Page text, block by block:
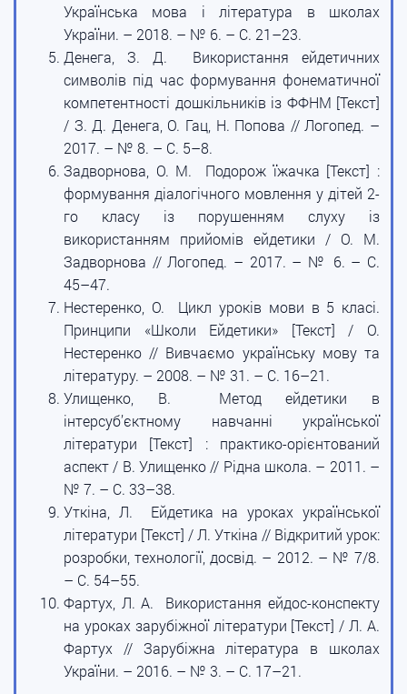
Українська мова і література в школах
України. – 2018. – № 6. – С. 21–23.
Денега, З. Д. Використання ейдетичних
символів під час формування фонематичної
компетентності дошкільників із ФФНМ [Текст]
/ З. Д. Денега, О. Гац, Н. Попова // Логопед. –
2017. – № 8. – С. 5–8.
Задворнова, О. М. Подорож їжачка [Текст] :
формування діалогічного мовлення у дітей 2-
го класу із порушенням слуху із
використанням прийомів ейдетики / О. М.
Задворнова // Логопед. – 2017. – № 6. – С.
45–47.
Нестеренко, О. Цикл уроків мови в 5 класі.
Принципи «Школи Ейдетики» [Текст] / О.
Нестеренко // Вивчаємо українську мову та
літературу. – 2008. – № 31. – С. 16–21.
Улищенко, В. Метод ейдетики в
інтерсуб’єктному навчанні української
літератури [Текст] : практико-орієнтований
аспект / В. Улищенко // Рідна школа. – 2011. –
№ 7. – С. 33–38.
Уткіна, Л. Ейдетика на уроках української
літератури [Текст] / Л. Уткіна // Відкритий урок:
розробки, технології, досвід. – 2012. – № 7/8.
– С. 54–55.
Фартух, Л. А. Використання ейдос-конспекту
на уроках зарубіжної літератури [Текст] / Л. А.
Фартух // Зарубіжна література в школах
України. – 2016. – № 3. – С. 17–21.